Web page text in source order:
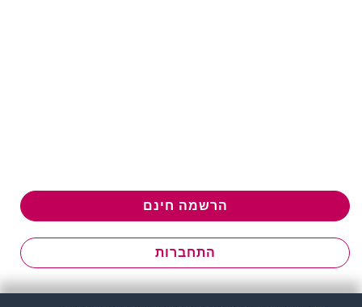
הרשמה חינם
התחברות